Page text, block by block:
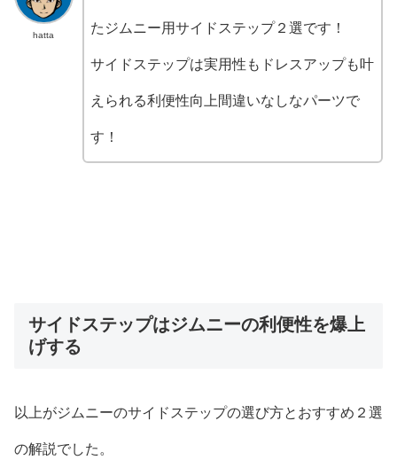
hatta
たジムニー用サイドステップ２選です！
サイドステップは実用性もドレスアップも叶
えられる利便性向上間違いなしなパーツで
す！
サイドステップはジムニーの利便性を爆上
げする
以上がジムニーのサイドステップの選び方とおすすめ２選
の解説でした。